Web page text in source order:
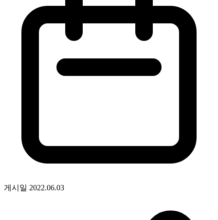
게시일 2022.06.03